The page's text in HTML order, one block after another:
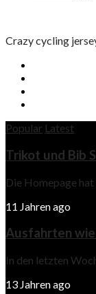
Crazy cycling
Popular Latest
Trikot und Bib
Die Homepage hat
11 Jahren ago
Ausfahrten
In den letzten
13 Jahren ago